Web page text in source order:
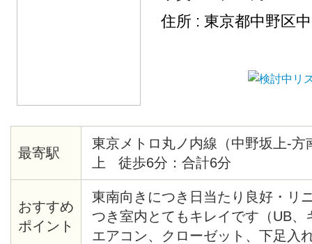
住所 : 東京都中野区
最寄駅
東京メトロ丸ノ内線（中野坂上-方
上 徒歩6分：合計6分
おすすめ
ポイント
東南向きにつき日当たり良好・リ
つき室内とてもキレイです（UB、
エアコン、クローゼット、下足入